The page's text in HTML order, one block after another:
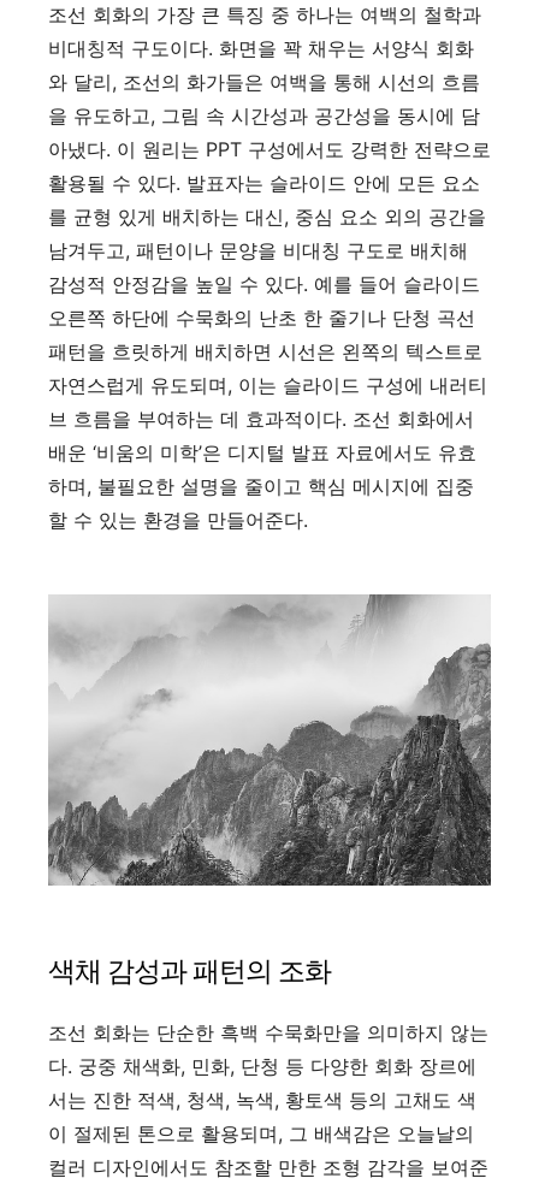
조선 회화의 가장 큰 특징 중 하나는 여백의 철학과
비대칭적 구도이다. 화면을 꽉 채우는 서양식 회화
와 달리, 조선의 화가들은 여백을 통해 시선의 흐름
을 유도하고, 그림 속 시간성과 공간성을 동시에 담
아냈다. 이 원리는 PPT 구성에서도 강력한 전략으로
활용될 수 있다. 발표자는 슬라이드 안에 모든 요소
를 균형 있게 배치하는 대신, 중심 요소 외의 공간을
남겨두고, 패턴이나 문양을 비대칭 구도로 배치해
감성적 안정감을 높일 수 있다. 예를 들어 슬라이드
오른쪽 하단에 수묵화의 난초 한 줄기나 단청 곡선
패턴을 흐릿하게 배치하면 시선은 왼쪽의 텍스트로
자연스럽게 유도되며, 이는 슬라이드 구성에 내러티
브 흐름을 부여하는 데 효과적이다. 조선 회화에서
배운 ‘비움의 미학’은 디지털 발표 자료에서도 유효
하며, 불필요한 설명을 줄이고 핵심 메시지에 집중
할 수 있는 환경을 만들어준다.
색채 감성과 패턴의 조화
조선 회화는 단순한 흑백 수묵화만을 의미하지 않는
다. 궁중 채색화, 민화, 단청 등 다양한 회화 장르에
서는 진한 적색, 청색, 녹색, 황토색 등의 고채도 색
이 절제된 톤으로 활용되며, 그 배색감은 오늘날의
컬러 디자인에서도 참조할 만한 조형 감각을 보여준